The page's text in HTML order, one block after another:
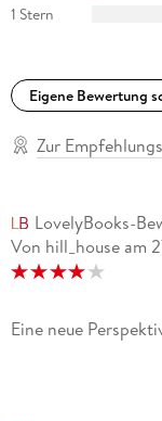
1 Stern
Eigene Bewertung
Zur
LovelyBooks-
Von hill_house am
Eine neue